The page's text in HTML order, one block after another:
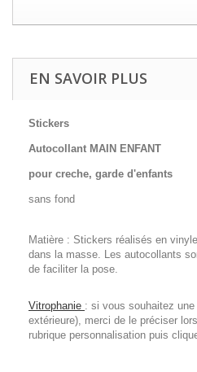
EN SAVOIR PLUS
Stickers
Autocollant MAIN ENFANT
pour creche, garde d'enfants
sans fond
Matière : Stickers réalisés en
dans la masse. Les autocollants
de faciliter la pose.
Vitrophanie : si vous souhaitez
extérieure), merci de le préciser
rubrique personnalisation puis